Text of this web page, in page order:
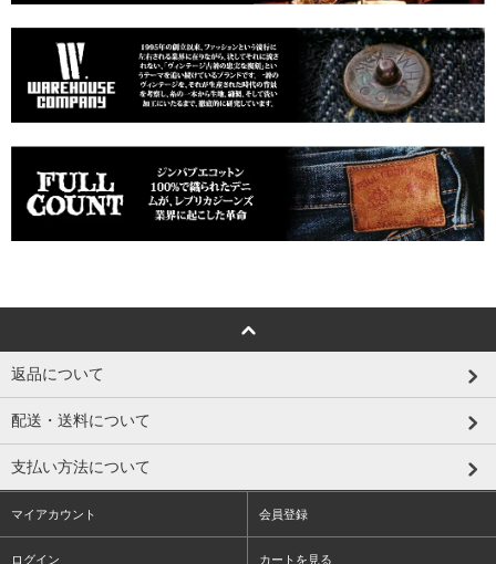
返品について
配送・送料について
支払い方法について
マイアカウント 会員登録
ログイン カートを見る